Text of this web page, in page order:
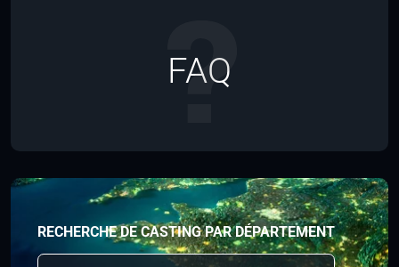
FAQ
RECHERCHE DE CASTING PAR DÉPARTEMENT